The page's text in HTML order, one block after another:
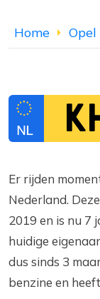
Home Opel
Er rijden
Nederland.
2019 en is nu 7
huidige
dus sinds 3
benzine en